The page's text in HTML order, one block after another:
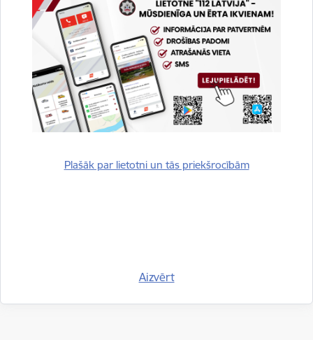
Plašāk par lietotni un tās priekšrocībām
AizvērtJaunumi